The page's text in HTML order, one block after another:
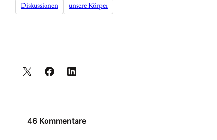
Diskussionen unsere Körper
46 Kommentare